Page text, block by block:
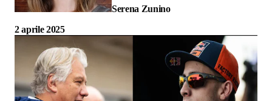
Serena Zunino
2 aprile 2025